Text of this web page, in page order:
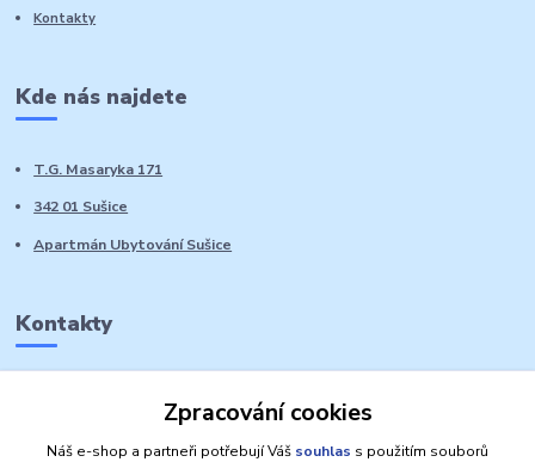
Kontakty
Kde nás najdete
T.G. Masaryka 171
342 01 Sušice
Apartmán Ubytování Sušice
Kontakty
Zpracování cookies
Náš e-shop a partneři potřebují Váš souhlas s použitím souborů